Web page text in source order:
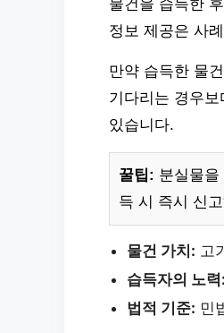
물건을 습득한
정보 제공은 사
만약 습득한 물
기다리는 경우
있습니다.
꿀팁: 분실물
득 시 즉시 신
물건 가치: 고
습득자의 노력:
법적 기준: 민